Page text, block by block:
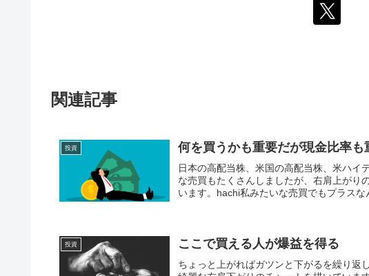
関連記事
投資 何を買うかも重要だが現金比率も
日本の高配当株、米国の高配当株、米ハイ
な売買もたくさんしましたが、右肩上がり
います。hachi私みたいな売買でもプラスな
投資 ここで買える人が爆益を得る
ちょっと上がればガツンと下がるを繰り返